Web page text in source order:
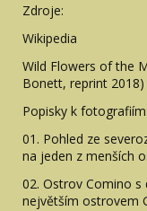
Zdroje:
Wikipedia
Wild Flowers of the
Bonett, reprint 2018)
Popisky k fotografiím:
01. Pohled ze
na jeden z menších
02. Ostrov Comino
největším ostrovem